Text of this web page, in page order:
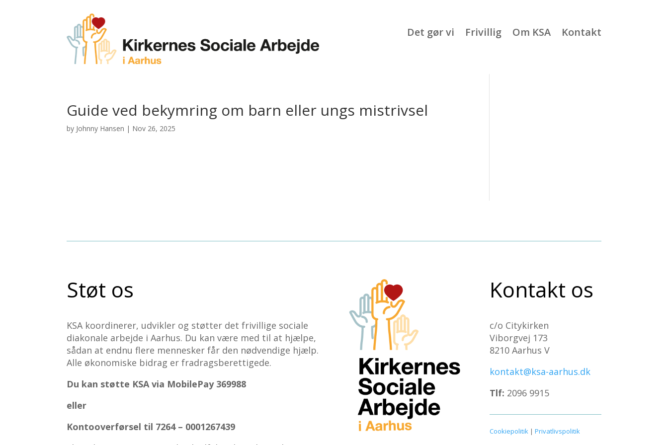
Det gør vi Frivillig Om KSA Kontakt
Guide ved bekymring om barn eller ungs mistrivsel
by Johnny Hansen | Nov 26, 2025
Støt os
KSA koordinerer, udvikler og støtter det frivillige sociale
diakonale arbejde i Aarhus. Du kan være med til at hjælpe,
sådan at endnu flere mennesker får den nødvendige hjælp.
Alle økonomiske bidrag er fradragsberettigede.
Du kan støtte KSA via MobilePay 369988
eller
Kontooverførsel til 7264– 0001267439
Kontakt os
c/o Citykirken
Viborgvej 173
8210 Aarhus V
kontakt@ksa-aarhus.dk
Tlf: 2096 9915
Cookiepolitik |Privatlivspolitik